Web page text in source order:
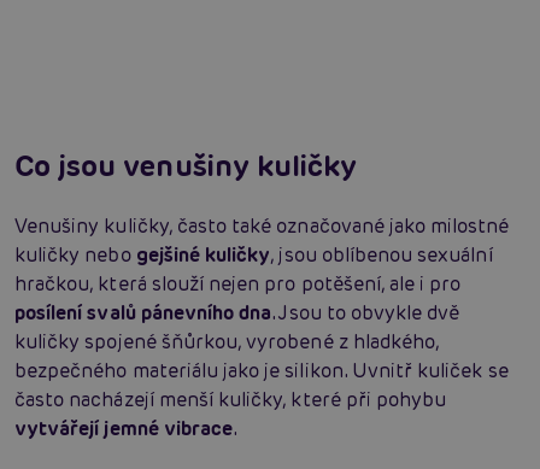
Co jsou venušiny kuličky
Venušiny kuličky, často také označované jako milostné
kuličky nebo gejšiné kuličky, jsou oblíbenou sexuální
hračkou, která slouží nejen pro potěšení, ale i pro
posílení svalů pánevního dna. Jsou to obvykle dvě
kuličky spojené šňůrkou, vyrobené z hladkého,
bezpečného materiálu jako je silikon. Uvnitř kuliček se
často nacházejí menší kuličky, které při pohybu
vytvářejí jemné vibrace.